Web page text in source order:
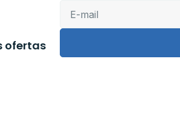
ofertas